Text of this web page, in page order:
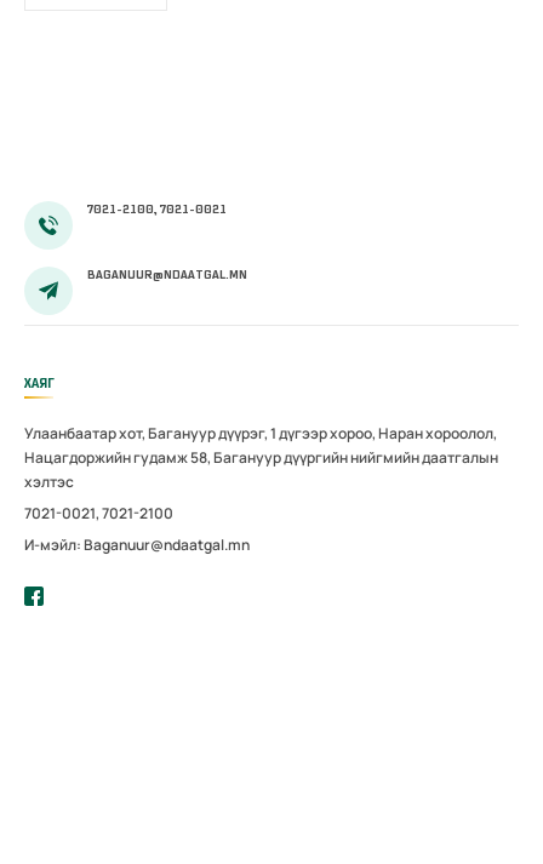
7021-2100, 7021-0021
BAGANUUR@NDAATGAL.MN
ХАЯГ
Улаанбаатар хот, Багануур дүүрэг, 1 дүгээр хороо, Наран хороолол,
Нацагдоржийн гудамж 58, Багануур дүүргийн нийгмийн даатгалын
хэлтэс
7021-0021, 7021-2100
И-мэйл: Baganuur@ndaatgal.mn